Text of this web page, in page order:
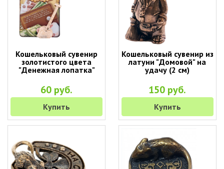
Кошельковый сувенир
золотистого цвета
"Денежная лопатка"
60 руб.
Купить
Кошельковый сувенир из
латуни "Домовой" на
удачу (2 см)
150 руб.
Купить